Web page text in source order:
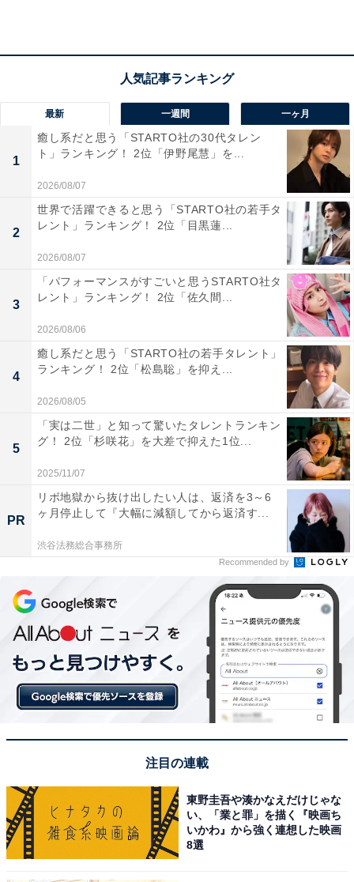
1位：阿部亮平（Snow Man）／98票
見事1位に輝いたのは、阿部亮平さんです。阿部亮平さ
んは1993年11月27日生まれ、千葉県出身のSnow Manの
メンバーです。アイドル活動と並行して学業に励み、一
般受験で上智大学理工学部へ進学しました。在学中は各
学科で3人しか選ばれない「学業優秀賞」を受賞するほ
どの好成績を収め、その後はジャニーズ初の大学院修了
アイドルとなりました。
「活動しながら大学も通っていたのは当時驚いたた
め」（30代女性／愛知県）
最新 一週間 一ヶ月
1
癒し系だと思う「STARTO社の30代タレン
ト」ランキング！ 2位「伊野尾慧」を...
2026/08/07
2
世界で活躍できると思う「STARTO社の若手タ
レント」ランキング！ 2位「目黒蓮...
2026/08/07
3
「パフォーマンスがすごいと思うSTARTO社タ
レント」ランキング！ 2位「佐久間...
2026/08/06
4
癒し系だと思う「STARTO社の若手タレント」
ランキング！ 2位「松島聡」を抑え...
2026/08/05
5
「実は二世」と知って驚いたタレントランキン
グ！ 2位「杉咲花」を大差で抑えた1位...
2025/11/07
PR
リボ地獄から抜け出したい人は、返済を3～6
ヶ月停止して『大幅に減額してから返済す...
渋谷法務総合事務所
Recommended by
注目の連載
東野圭吾や湊かなえだけじゃな
い、「業と罪」を描く『映画ち
いかわ』から強く連想した映画
8選